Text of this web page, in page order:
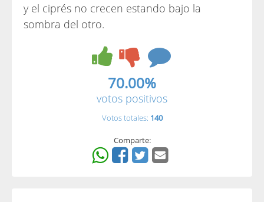
y el ciprés no crecen estando bajo la
sombra del otro.
70.00%
votos positivos
Votos totales: 140
Comparte: